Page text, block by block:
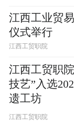
江西工业贸
仪式举行
江西工贸职院
江西工贸职
技艺”入选
遗工坊
江西工贸职院